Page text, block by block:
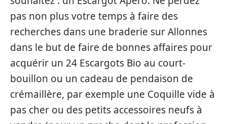
pas non plus votre temps à faire des
recherches dans une braderie sur Allonnes
dans le but de faire de bonnes affaires pour
acquérir un 24 Escargots Bio au court-
bouillon ou un cadeau de pendaison de
crémaillère, par exemple une Coquille vide à
pas cher ou des petits accessoires neufs à